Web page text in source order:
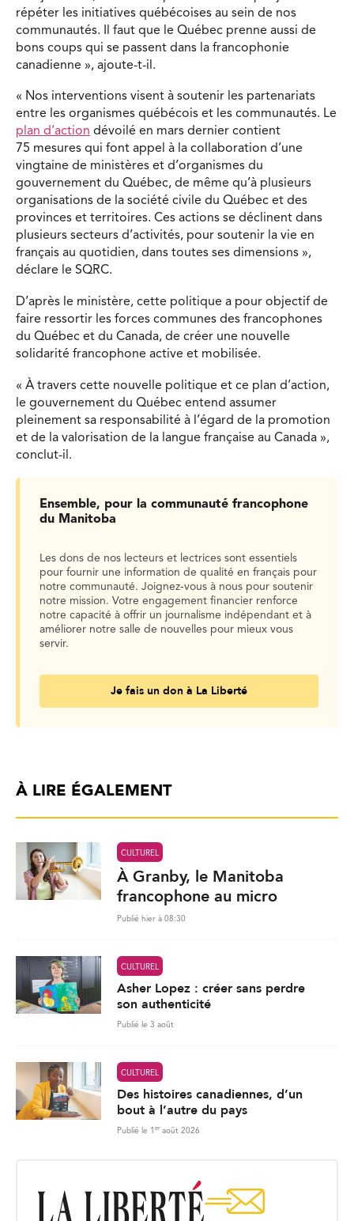
répéter les initiatives québécoises au sein de nos
communautés. Il faut que le Québec prenne aussi de
bons coups qui se passent dans la francophonie
canadienne », ajoute-t-il.
« Nos interventions visent à soutenir les partenariats
entre les organismes québécois et les communautés. Le
plan d’action dévoilé en mars dernier contient
75 mesures qui font appel à la collaboration d’une
vingtaine de ministères et d’organismes du
gouvernement du Québec, de même qu’à plusieurs
organisations de la société civile du Québec et des
provinces et territoires. Ces actions se déclinent dans
plusieurs secteurs d’activités, pour soutenir la vie en
français au quotidien, dans toutes ses dimensions »,
déclare le SQRC.
D’après le ministère, cette politique a pour objectif de
faire ressortir les forces communes des francophones
du Québec et du Canada, de créer une nouvelle
solidarité francophone active et mobilisée.
« À travers cette nouvelle politique et ce plan d’action,
le gouvernement du Québec entend assumer
pleinement sa responsabilité à l’égard de la promotion
et de la valorisation de la langue française au Canada »,
conclut-il.
Ensemble, pour la communauté francophone
du Manitoba
Les dons de nos lecteurs et lectrices sont essentiels
pour fournir une information de qualité en français pour
notre communauté. Joignez-vous à nous pour soutenir
notre mission. Votre engagement financier renforce
notre capacité à offrir un journalisme indépendant et à
améliorer notre salle de nouvelles pour mieux vous
servir.
Je fais un don à La Liberté
À LIRE ÉGALEMENT
CULTUREL
À Granby, le Manitoba
francophone au micro
Publié hier à 08:30
CULTUREL
Asher Lopez : créer sans perdre
son authenticité
Publié le 3 août
CULTUREL
Des histoires canadiennes, d’un
bout à l’autre du pays
Publié le 1 er août 2026